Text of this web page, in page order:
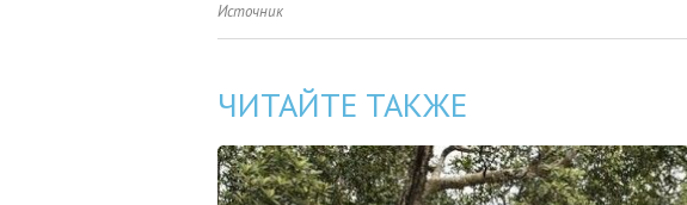
Источник
ЧИТАЙТЕ ТАКЖЕ